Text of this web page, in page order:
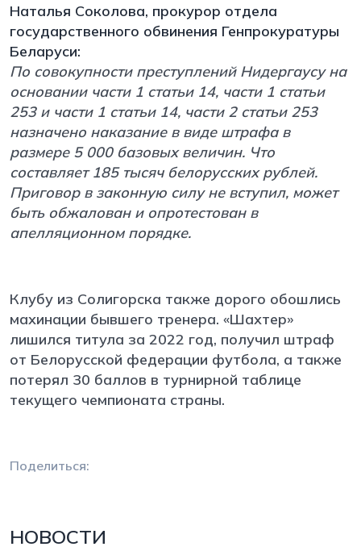
Наталья Соколова, прокурор отдела
государственного обвинения Генпрокуратуры
Беларуси:
По совокупности преступлений Нидергаусу на
основании части 1 статьи 14, части 1 статьи
253 и части 1 статьи 14, части 2 статьи 253
назначено наказание в виде штрафа в
размере 5 000 базовых величин. Что
составляет 185 тысяч белорусских рублей.
Приговор в законную силу не вступил, может
быть обжалован и опротестован в
апелляционном порядке.
Клубу из Солигорска также дорого обошлись
махинации бывшего тренера. «Шахтер»
лишился титула за 2022 год, получил штраф
от Белорусской федерации футбола, а также
потерял 30 баллов в турнирной таблице
текущего чемпионата страны.
Поделиться:
НОВОСТИ